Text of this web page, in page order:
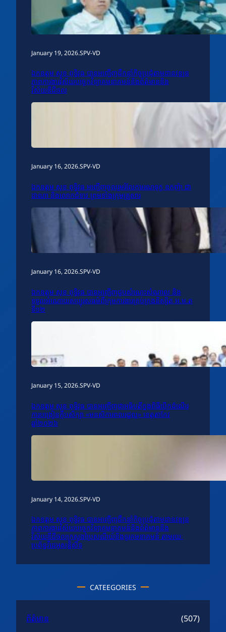
January 19, 2026.SPV-VD
ឯកឧត្តម សុខ ពុទ្ធិវុធ បានអញ្ជើញដឹកនាំកិច្ចប្រជុំតាមដានវឌ្ឍន
ភាពការងារវិស័យបច្ចេកវិទ្យាគមនាគមន៍និងព័ត៌មាននិង
វិស័យឌីជីថល
January 16, 2026.SPV-VD
ឯកឧត្តម សុខ ពុទ្ធិវុធ អញ្ជើញចូលរួមរំលែកមរណទុក្ខ ឧកញ៉ា ជា
ដាណា និងលោកជំទាវ ព្រមទាំងក្រុមគ្រួសារ
January 16, 2026.SPV-VD
ឯកឧត្តម សុខ ពុទ្ធិវុធ បានអញ្ជើញជួបសំណេះសំណាល និង
ទទួលអំណោយសប្បុរសធម៌ពីក្រុមការងារគ្រប់គ្រងនិស្សិត អ.ម.ត
ទី១២
January 15, 2026.SPV-VD
ឯកឧត្តម សុខ ពុទ្ធិវុធ បានអញ្ជើញជាអធិបតីក្នុងពិធីបើកដំណើរ
ការបង្រៀនក្លឹបសិក្សា «មនសិការពលរដ្ឋល្អ» ខេត្តតាកែវ
ឆ្នាំ២០២៦
January 14, 2026.SPV-VD
ឯកឧត្តម សុខ ពុទ្ធិវុធ បានអញ្ជើញដឹកនាំកិច្ចប្រជុំតាមដានវឌ្ឍន
ភាពការងារវិស័យបច្ចេកវិទ្យាគមនាគមន៍និងព័ត៌មាននិង
វិស័យឌីជីថលក្រសួងប្រៃសណីយ៍និងទូរគមនាគមន៍ តាមរយៈ
ប្រព័ន្ធវីដេអូសន្និសីទ
CATEEGORIES
ព័ត៌មាន
(507)